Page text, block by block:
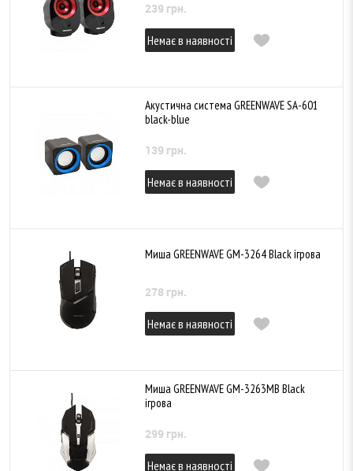
239 грн.
Немає в наявності
Акустична система GREENWAVE SA-601
black-blue
139 грн.
Немає в наявності
Миша GREENWAVE GM-3264 Black ігрова
278 грн.
Немає в наявності
Миша GREENWAVE GM-3263MB Black
ігрова
299 грн.
Немає в наявності